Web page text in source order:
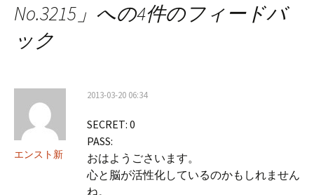
ゲ
ー
No.3215 」への4件のフィードバ
ック
エンスト新
2013-03-20 06:34
SECRET: 0
PASS:
おはようごさいます。
心と脳が活性化しているのかもしれません
ね。